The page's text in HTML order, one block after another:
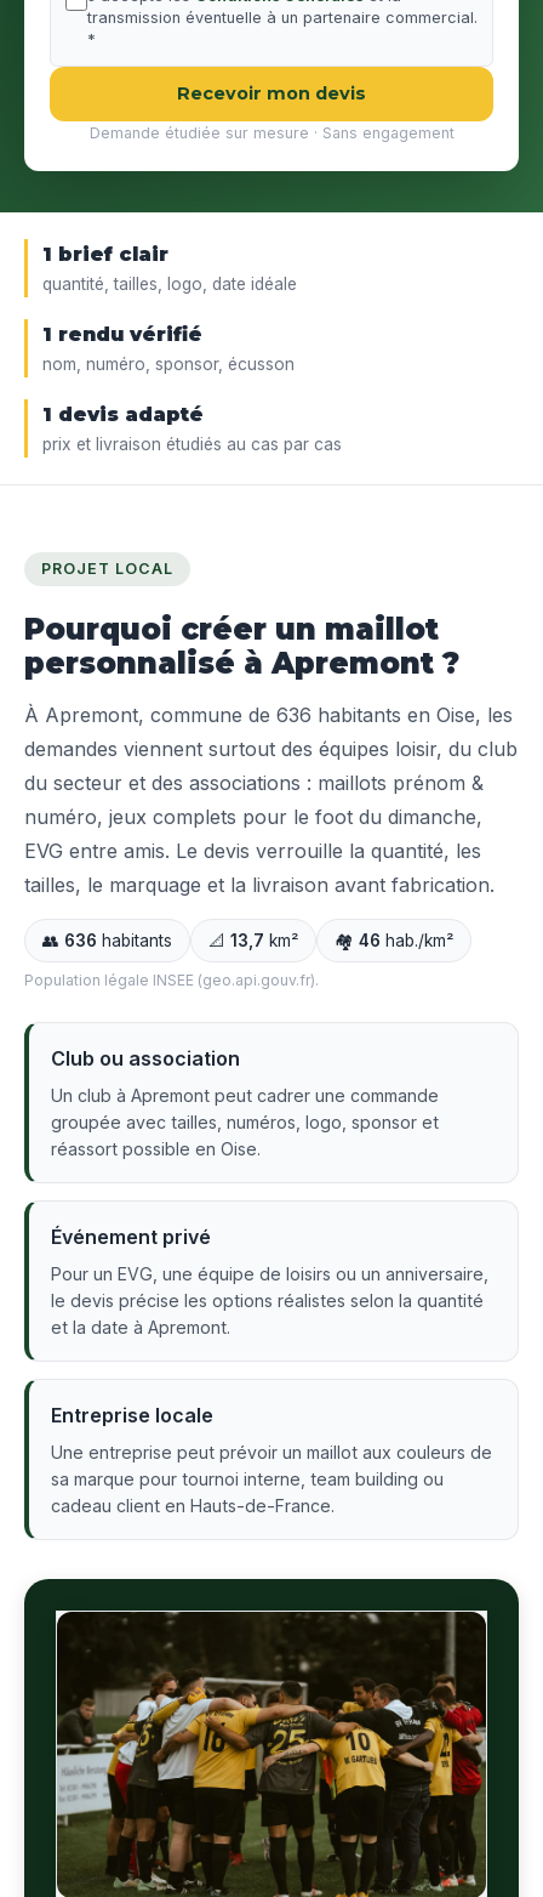
transmission éventuelle à un partenaire commercial.
*
Recevoir mon devis
Demande étudiée sur mesure · Sans engagement
1 brief clair
quantité, tailles, logo, date idéale
1 rendu vérifié
nom, numéro, sponsor, écusson
1 devis adapté
prix et livraison étudiés au cas par cas
PROJET LOCAL
Pourquoi créer un maillot
personnalisé à Apremont ?
À Apremont, commune de 636 habitants en Oise, les
demandes viennent surtout des équipes loisir, du club
du secteur et des associations : maillots prénom &
numéro, jeux complets pour le foot du dimanche,
EVG entre amis. Le devis verrouille la quantité, les
tailles, le marquage et la livraison avant fabrication.
👥 636 habitants 📐 13,7 km² 🏘️ 46 hab./km²
Population légale INSEE (geo.api.gouv.fr).
Club ou association
Un club à Apremont peut cadrer une commande
groupée avec tailles, numéros, logo, sponsor et
réassort possible en Oise.
Événement privé
Pour un EVG, une équipe de loisirs ou un anniversaire,
le devis précise les options réalistes selon la quantité
et la date à Apremont.
Entreprise locale
Une entreprise peut prévoir un maillot aux couleurs de
sa marque pour tournoi interne, team building ou
cadeau client en Hauts-de-France.